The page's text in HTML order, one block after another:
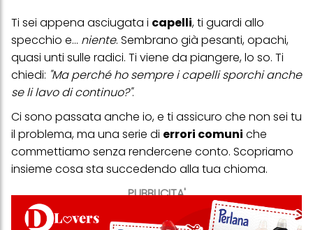
PUBBLICITA'
Ti sei appena asciugata i capelli, ti guardi allo
specchio e... niente. Sembrano già pesanti, opachi,
quasi unti sulle radici. Ti viene da piangere, lo so. Ti
chiedi: "Ma perché ho sempre i capelli sporchi anche
se li lavo di continuo?".
Ci sono passata anche io, e ti assicuro che non sei tu
il problema, ma una serie di errori comuni che
commettiamo senza rendercene conto. Scopriamo
insieme cosa sta succedendo alla tua chioma.